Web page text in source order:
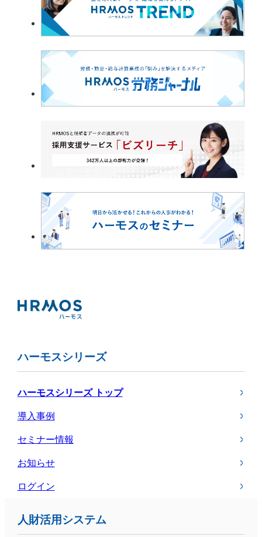
ハーモスシリーズ
ハーモスシリーズ トップ
導入事例
セミナー情報
お知らせ
ログイン
人財活用システム